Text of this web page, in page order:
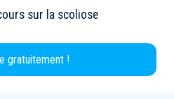
sur la scoliose
gratuitement !